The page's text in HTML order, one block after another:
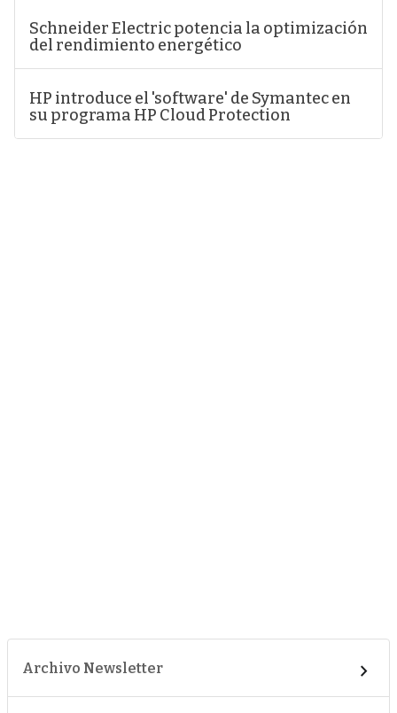
Schneider Electric potencia la optimización
del rendimiento energético
HP introduce el 'software' de Symantec en
su programa HP Cloud Protection
Archivo Newsletter